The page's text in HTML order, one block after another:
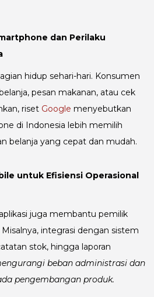
dan Perilaku
hidup sehari-hari. Konsumen
pesan makanan, atau cek
riset Google menyebutkan
di Indonesia lebih memilih
belanja yang cepat dan mudah.
untuk Efisiensi Operasional
juga membantu pemilik
integrasi dengan sistem
stok, hingga laporan
beban administrasi dan
pengembangan produk.